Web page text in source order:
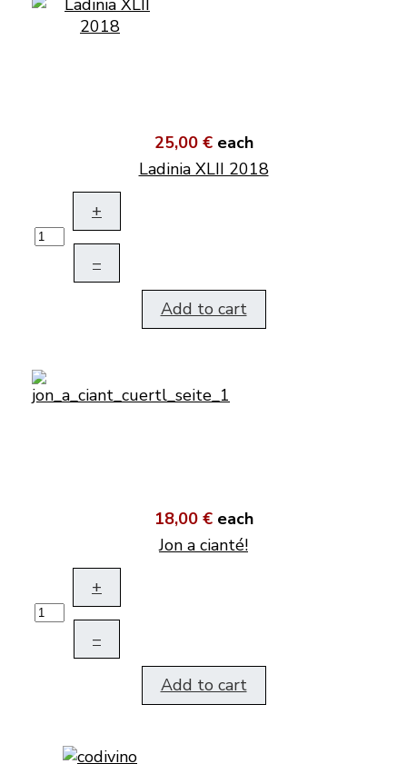
25,00 € each
Ladinia XLII 2018
+
–
Add to cart
18,00 € each
Jon a cianté!
+
–
Add to cart